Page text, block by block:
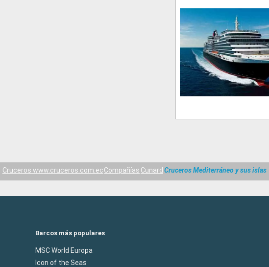
Cruceros www.cruceros.com.ecCompañías Cunard Cruceros Mediterráneo y sus islas
Barcos más populares
MSC World Europa
Icon of the Seas